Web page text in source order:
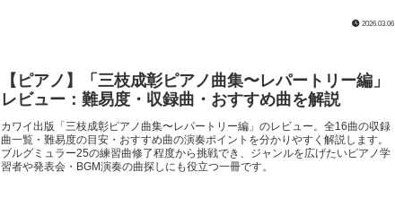
2026.03.06
【ピアノ】「三枝成彰ピアノ曲集〜レパートリー編」
レビュー：難易度・収録曲・おすすめ曲を解説
カワイ出版「三枝成彰ピアノ曲集〜レパートリー編」のレビュー。全16曲の収録
曲一覧・難易度の目安・おすすめ曲の演奏ポイントを分かりやすく解説します。
ブルグミュラー25の練習曲修了程度から挑戦でき、ジャンルを広げたいピアノ学
習者や発表会・BGM演奏の曲探しにも役立つ一冊です。